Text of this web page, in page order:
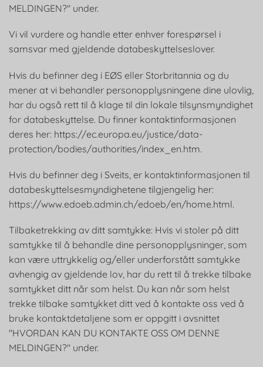
MELDINGEN?" under.
Vi vil vurdere og handle etter enhver forespørsel i
samsvar med gjeldende databeskyttelseslover.
Hvis du befinner deg i EØS eller Storbritannia og du
mener at vi behandler personopplysningene dine ulovlig,
har du også rett til å klage til din lokale tilsynsmyndighet
for databeskyttelse. Du finner kontaktinformasjonen
deres her: https://ec.europa.eu/justice/data-
protection/bodies/authorities/index_en.htm.
Hvis du befinner deg i Sveits, er kontaktinformasjonen til
databeskyttelsesmyndighetene tilgjengelig her:
https://www.edoeb.admin.ch/edoeb/en/home.html.
Tilbaketrekking av ditt samtykke: Hvis vi stoler på ditt
samtykke til å behandle dine personopplysninger, som
kan være uttrykkelig og/eller underforstått samtykke
avhengig av gjeldende lov, har du rett til å trekke tilbake
samtykket ditt når som helst. Du kan når som helst
trekke tilbake samtykket ditt ved å kontakte oss ved å
bruke kontaktdetaljene som er oppgitt i avsnittet
"HVORDAN KAN DU KONTAKTE OSS OM DENNE
MELDINGEN?" under.